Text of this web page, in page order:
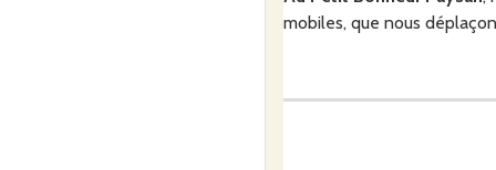
mobiles, que nous